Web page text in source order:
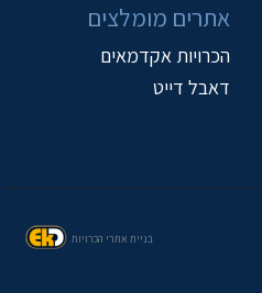
אתרים מומלצים
הכרויות אקדמאים
דאבל דייט
בניית אתרי הכרויות